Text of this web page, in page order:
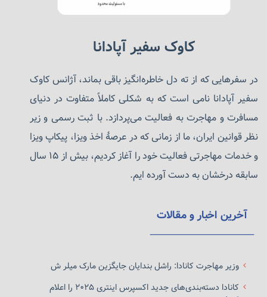
کاوک سفیر آپادانا
در سفرهایی که از ته دل خاطره‌انگیز باقی بماند، آژانس کاوک
سفیر آپادانا نامی است که به شکلی کاملاً متفاوت در دنیای
مسافرت و مهاجرت به فعالیت می‌پردازد. با ثبت رسمی و زیر
نظر قوانین ایران، ما از زمانی که در عرصهٔ اخذ ویزا، پیکاپ ویزا
و خدمات مهاجرتی فعالیت خود را آغاز کردیم، بیش از ۱۵ سال
سابقه درخشان به دست آورده ایم.
آخرین اخبار و مقالات
وزیر مهاجرت کانادا: راشل بندایان جایگزین مارک میلر ش
کانادا دسته‌بندی‌های جدید اکسپرس اینتری ۲۰۲۵ را اعلام